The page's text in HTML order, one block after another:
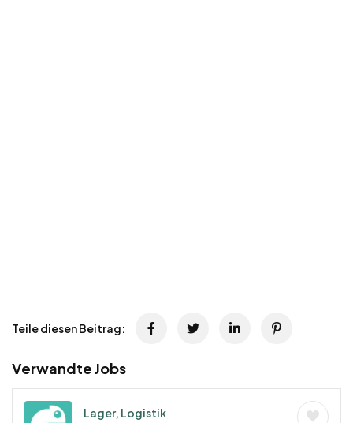
Teile diesen Beitrag:
Verwandte Jobs
Lager, Logistik